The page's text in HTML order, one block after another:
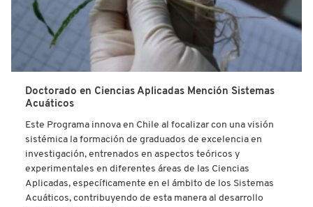
Doctorado en Ciencias Aplicadas Mención Sistemas
Acuáticos
Este Programa innova en Chile al focalizar con una visión
sistémica la formación de graduados de excelencia en
investigación, entrenados en aspectos teóricos y
experimentales en diferentes áreas de las Ciencias
Aplicadas, específicamente en el ámbito de los Sistemas
Acuáticos, contribuyendo de esta manera al desarrollo